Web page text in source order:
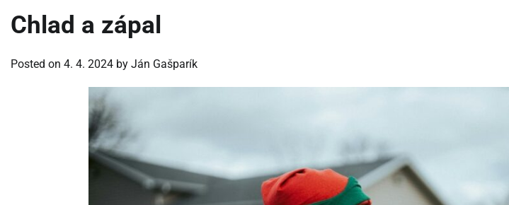
Chlad a zápal
Posted on 4. 4. 2024 by Ján Gašparík